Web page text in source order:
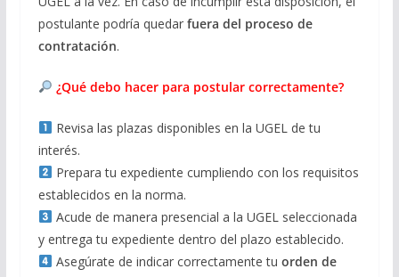
postulante podría quedar fuera del proceso de
contratación.
¿Qué debo hacer para postular correctamente?
Revisa las plazas disponibles en la UGEL de tu
interés.
Prepara tu expediente cumpliendo con los requisitos
establecidos en la norma.
Acude de manera presencial a la UGEL seleccionada
y entrega tu expediente dentro del plazo establecido.
Asegúrate de indicar correctamente tu orden de